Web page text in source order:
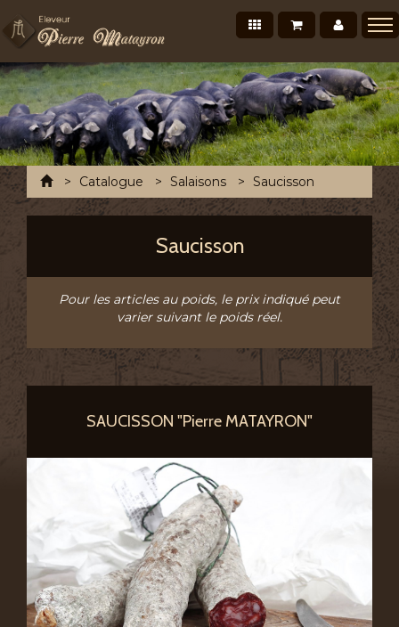
Mon
Mon panier
Nos produits
Présentation
Points de vente Professionnels
Recettes et conseils
Photos/Vidéos
Salons et évènements
Contact
A découvrir
AccueilCatalogue Salaisons Saucisson
Saucisson
Pour les articles au poids, le prix indiqué peut
varier suivant le poids réel.
SAUCISSON "Pierre MATAYRON"